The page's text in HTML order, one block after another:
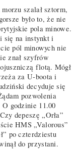
szalał sztorm,
było to, że nie
pola minowe.
się na instynkt i
pól minowych nie
znał szyfrów
flotą. Mógł
za U-boota i
decyduje się
pozwolenia
godzinie 11.00
depeszę „Orła”
HMS „Valorous”
po czterdziestu
do przystani.